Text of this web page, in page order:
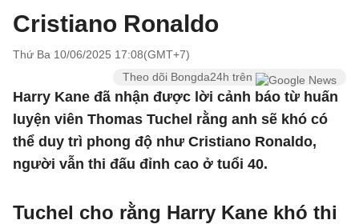
Cristiano Ronaldo
Thứ Ba 10/06/2025 17:08(GMT+7)
Theo dõi Bongda24h trên
Harry Kane đã nhận được lời cảnh báo từ huấn
luyện viên Thomas Tuchel rằng anh sẽ khó có
thể duy trì phong độ như Cristiano Ronaldo,
người vẫn thi đấu đỉnh cao ở tuổi 40.
Tuchel cho rằng Harry Kane khó thi